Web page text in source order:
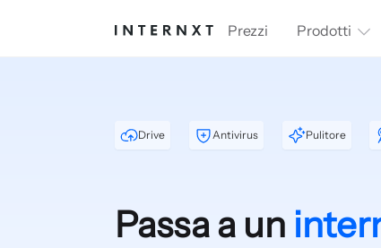
Prezzi Prodotti
Drive Antivirus Pulitore
Passa a un